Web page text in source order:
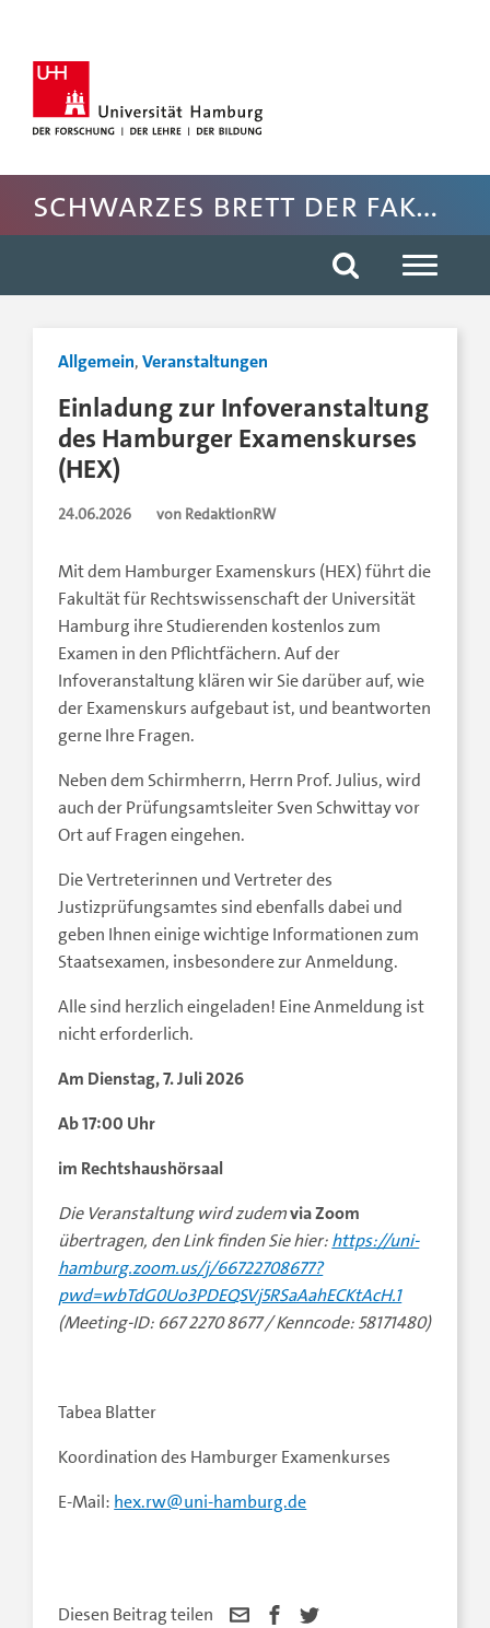
Rechte Spalte anspringen
Fussbereich der Seite anspringen
Schwarzes Brett der Fakultät für Rechtswissenschaft
Allgemein,Veranstaltungen
Einladung zur Infoveranstaltung
des Hamburger Examenskurses
(HEX)
24.06.2026 von RedaktionRW
Mit dem Hamburger Examenskurs (HEX) führt die
Fakultät für Rechtswissenschaft der Universität
Hamburg ihre Studierenden kostenlos zum
Examen in den Pflichtfächern. Auf der
Infoveranstaltung klären wir Sie darüber auf, wie
der Examenskurs aufgebaut ist, und beantworten
gerne Ihre Fragen.
Neben dem Schirmherrn, Herrn Prof. Julius, wird
auch der Prüfungsamtsleiter Sven Schwittay vor
Ort auf Fragen eingehen.
Die Vertreterinnen und Vertreter des
Justizprüfungsamtes sind ebenfalls dabei und
geben Ihnen einige wichtige Informationen zum
Staatsexamen, insbesondere zur Anmeldung.
Alle sind herzlich eingeladen! Eine Anmeldung ist
nicht erforderlich.
Am Dienstag, 7. Juli 2026
Ab 17:00 Uhr
im Rechtshaushörsaal
Die Veranstaltung wird zudemvia Zoom
übertragen, den Link finden Sie hier:https://uni-
hamburg.zoom.us/j/66722708677?
pwd=wbTdG0Uo3PDEQSVj5RSaAahECKtAcH.1
(Meeting-ID: 667 2270 8677 / Kenncode: 58171480)
Tabea Blatter
Koordination des Hamburger Examenkurses
E-Mail: hex.rw@uni-hamburg.de
Diesen Beitrag teilen